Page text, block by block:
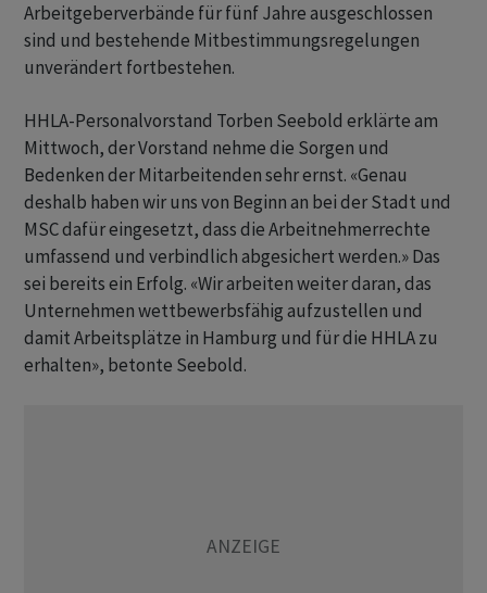
Arbeitgeberverbände für fünf Jahre ausgeschlossen
sind und bestehende Mitbestimmungsregelungen
unverändert fortbestehen.
HHLA-Personalvorstand Torben Seebold erklärte am
Mittwoch, der Vorstand nehme die Sorgen und
Bedenken der Mitarbeitenden sehr ernst. «Genau
deshalb haben wir uns von Beginn an bei der Stadt und
MSC dafür eingesetzt, dass die Arbeitnehmerrechte
umfassend und verbindlich abgesichert werden.» Das
sei bereits ein Erfolg. «Wir arbeiten weiter daran, das
Unternehmen wettbewerbsfähig aufzustellen und
damit Arbeitsplätze in Hamburg und für die HHLA zu
erhalten», betonte Seebold.